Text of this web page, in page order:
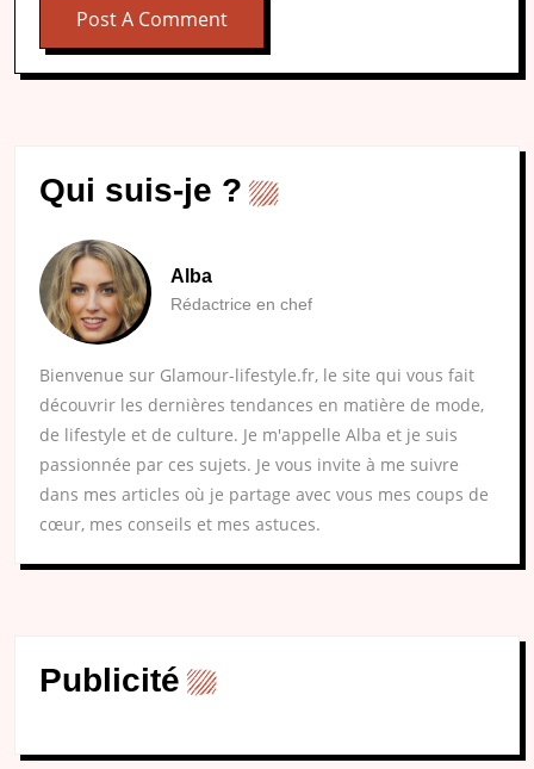
Qui suis-je ?
Alba
Rédactrice en chef
Bienvenue sur Glamour-lifestyle.fr, le site qui vous fait
découvrir les dernières tendances en matière de mode,
de lifestyle et de culture. Je m'appelle Alba et je suis
passionnée par ces sujets. Je vous invite à me suivre
dans mes articles où je partage avec vous mes coups de
cœur, mes conseils et mes astuces.
Publicité